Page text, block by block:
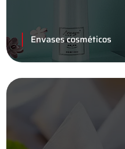
Envases cosméticos